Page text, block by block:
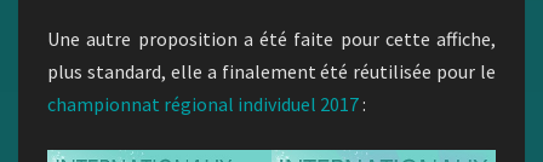
Une autre proposition a été faite pour cette affiche,
plus standard, elle a finalement été réutilisée pour le
championnat régional individuel 2017: